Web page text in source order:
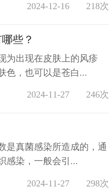
2024-12-16 218次
些？
为出现在皮肤上的风疹
色，也可以是苍白...
2024-11-27 246次
是真菌感染所造成的，通
感染，一般会引...
2024-11-27 298次